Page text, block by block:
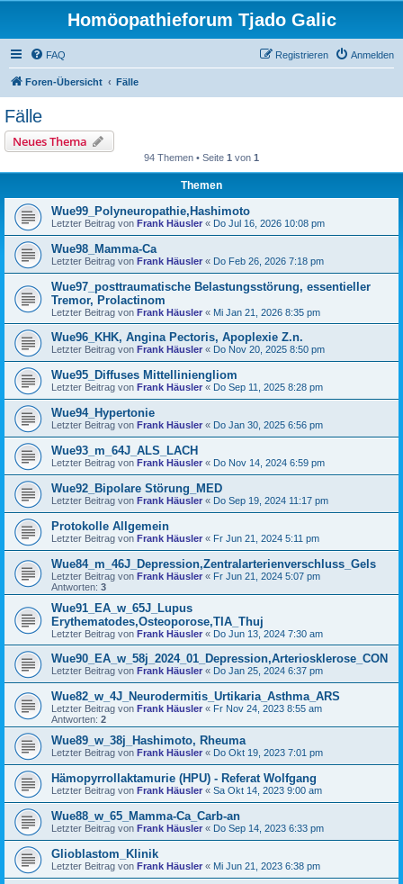
Homöopathieforum Tjado Galic
FAQ Anmelden
Registrieren
Foren-Übersicht Fälle
Fälle
Neues Thema
94 Themen • Seite 1 von 1
Themen
Wue99_Polyneuropathie,Hashimoto
Letzter Beitrag von Frank Häusler « Do Jul 16, 2026 10:08 pm
Wue98_Mamma-Ca
Letzter Beitrag von Frank Häusler « Do Feb 26, 2026 7:18 pm
Wue97_posttraumatische Belastungsstörung, essentieller
Tremor, Prolactinom
Letzter Beitrag von Frank Häusler « Mi Jan 21, 2026 8:35 pm
Wue96_KHK, Angina Pectoris, Apoplexie Z.n.
Letzter Beitrag von Frank Häusler « Do Nov 20, 2025 8:50 pm
Wue95_Diffuses Mittelliniengliom
Letzter Beitrag von Frank Häusler « Do Sep 11, 2025 8:28 pm
Wue94_Hypertonie
Letzter Beitrag von Frank Häusler « Do Jan 30, 2025 6:56 pm
Wue93_m_64J_ALS_LACH
Letzter Beitrag von Frank Häusler « Do Nov 14, 2024 6:59 pm
Wue92_Bipolare Störung_MED
Letzter Beitrag von Frank Häusler « Do Sep 19, 2024 11:17 pm
Protokolle Allgemein
Letzter Beitrag von Frank Häusler « Fr Jun 21, 2024 5:11 pm
Wue84_m_46J_Depression,Zentralarterienverschluss_Gels
Letzter Beitrag von Frank Häusler « Fr Jun 21, 2024 5:07 pm
Antworten: 3
Wue91_EA_w_65J_Lupus
Erythematodes,Osteoporose,TIA_Thuj
Letzter Beitrag von Frank Häusler « Do Jun 13, 2024 7:30 am
Wue90_EA_w_58j_2024_01_Depression,Arteriosklerose_CON
Letzter Beitrag von Frank Häusler « Do Jan 25, 2024 6:37 pm
Wue82_w_4J_Neurodermitis_Urtikaria_Asthma_ARS
Letzter Beitrag von Frank Häusler « Fr Nov 24, 2023 8:55 am
Antworten: 2
Wue89_w_38j_Hashimoto, Rheuma
Letzter Beitrag von Frank Häusler « Do Okt 19, 2023 7:01 pm
Hämopyrrollaktamurie (HPU) - Referat Wolfgang
Letzter Beitrag von Frank Häusler « Sa Okt 14, 2023 9:00 am
Wue88_w_65_Mamma-Ca_Carb-an
Letzter Beitrag von Frank Häusler « Do Sep 14, 2023 6:33 pm
Glioblastom_Klinik
Letzter Beitrag von Frank Häusler « Mi Jun 21, 2023 6:38 pm